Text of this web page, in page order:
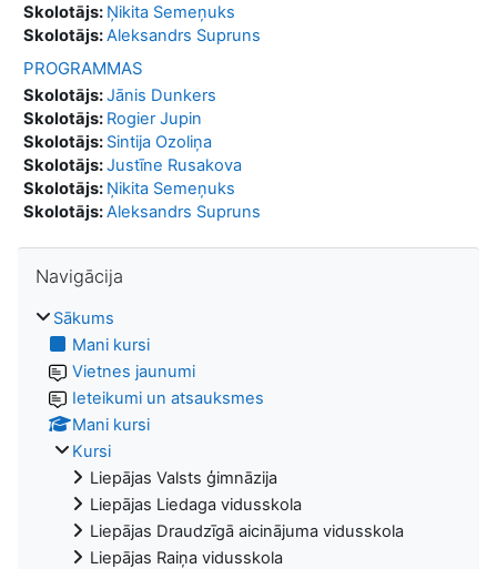
Skolotājs: Ņikita Semeņuks
Skolotājs:Aleksandrs Supruns
PROGRAMMAS
Skolotājs:Jānis Dunkers
Skolotājs: Rogier Jupin
Skolotājs: Sintija Ozoliņa
Skolotājs:Justīne Rusakova
Skolotājs: Ņikita Semeņuks
Skolotājs:Aleksandrs Supruns
Navigācija
Sākums
Mani kursi
Vietnes jaunumi
Ieteikumi un atsauksmes
Mani kursi
Kursi
Liepājas Valsts ģimnāzija
Liepājas Liedaga vidusskola
Liepājas Draudzīgā aicinājuma vidusskola
Liepājas Raiņa vidusskola